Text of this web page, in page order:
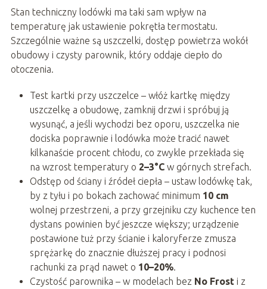
Stan techniczny lodówki ma taki sam wpływ na
temperaturę jak ustawienie pokrętła termostatu.
Szczególnie ważne są uszczelki, dostęp powietrza wokół
obudowy i czysty parownik, który oddaje ciepło do
otoczenia.
Test kartki przy uszczelce – włóż kartkę między
uszczelkę a obudowę, zamknij drzwi i spróbuj ją
wysunąć, a jeśli wychodzi bez oporu, uszczelka nie
dociska poprawnie i lodówka może tracić nawet
kilkanaście procent chłodu, co zwykle przekłada się
na wzrost temperatury o 2–3°Cw górnych strefach.
Odstęp od ściany i źródeł ciepła – ustaw lodówkę tak,
by z tyłu i po bokach zachować minimum 10 cm
wolnej przestrzeni, a przy grzejniku czy kuchence ten
dystans powinien być jeszcze większy; urządzenie
postawione tuż przy ścianie i kaloryferze zmusza
sprężarkę do znacznie dłuższej pracy i podnosi
rachunki za prąd nawet o 10–20%.
Czystość parownika – w modelach bez No Frost i z